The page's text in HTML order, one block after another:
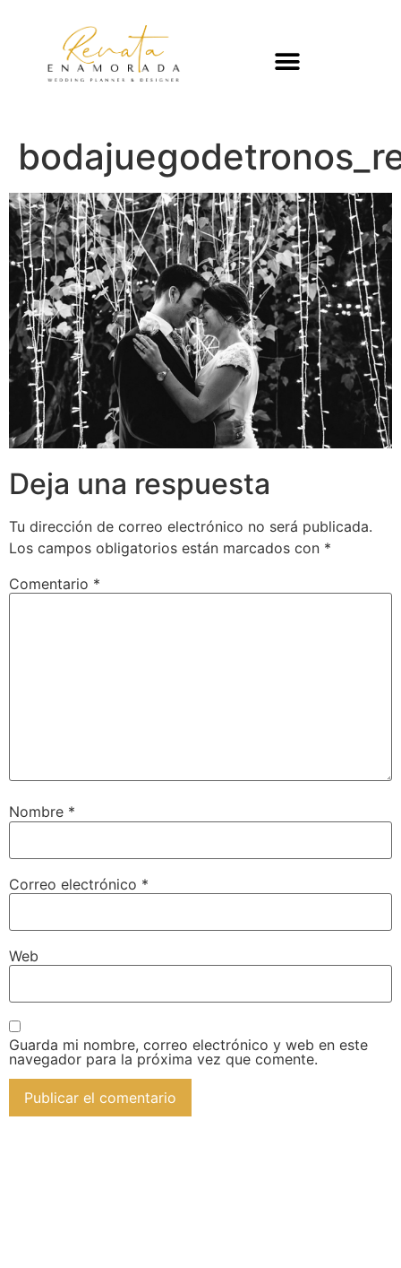
Deja una respuesta
Tu dirección de correo electrónico no será publicada.
Los campos obligatorios están marcados con *
Comentario *
Nombre *
Correo electrónico *
Web
Guarda mi nombre, correo electrónico y web en este
navegador para la próxima vez que comente.